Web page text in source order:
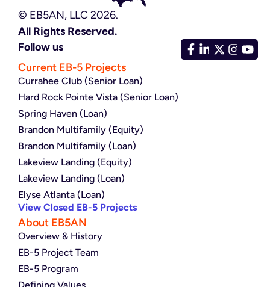
© EB5AN, LLC 2026.
All Rights Reserved.
Follow us
Current EB-5 Projects
Currahee Club (Senior Loan)
Hard Rock Pointe Vista (Senior Loan)
Spring Haven (Loan)
Brandon Multifamily (Equity)
Brandon Multifamily (Loan)
Lakeview Landing (Equity)
Lakeview Landing (Loan)
Elyse Atlanta (Loan)
View Closed EB-5 Projects
About EB5AN
Overview & History
EB-5 Project Team
EB-5 Program